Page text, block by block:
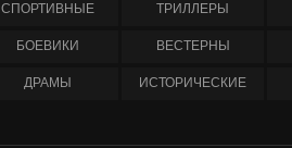
СПОРТИВНЫЕ ТРИЛЛЕРЫ
БОЕВИКИ ВЕСТЕРНЫ
ДРАМЫ ИСТОРИЧЕСКИЕ